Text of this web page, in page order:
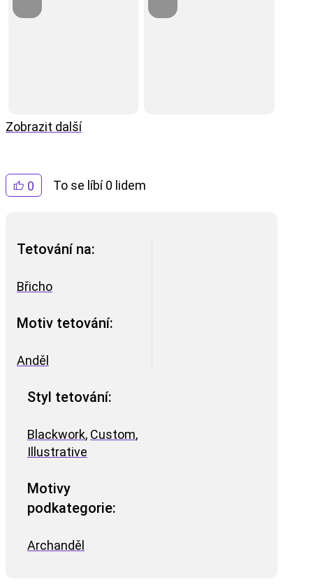
0 To se líbí 0 lidem
Tetování na:
Břicho
Motiv tetování:
Anděl
Styl tetování:
Blackwork, Custom,
Illustrative
Motivy
podkategorie:
Archanděl
Zobrazit další